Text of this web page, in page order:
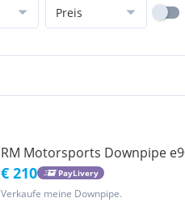
Preis
RM Motorsports Downpipe
€ 210 PayLivery
Verkaufe meine Downpipe.